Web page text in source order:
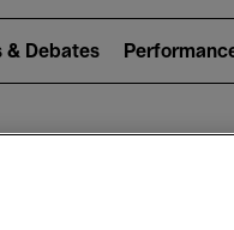
& Debates